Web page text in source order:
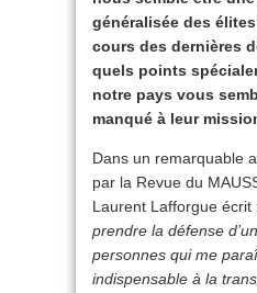
généralisée des
cours des dernières
quels points
notre pays vous
manqué à leur
Dans un remarquable
par la Revue du
Laurent Lafforgue écrit
prendre la défense
personnes qui me
indispensable à la